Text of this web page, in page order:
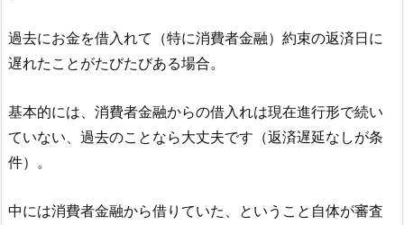
過去にお金を借入れて（特に消費者金融）約束の返済日に
遅れたことがたびたびある場合。
基本的には、消費者金融からの借入れは現在進行形で続い
ていない、過去のことなら大丈夫です（返済遅延なしが条
件）。
中には消費者金融から借りていた、ということ自体が審査